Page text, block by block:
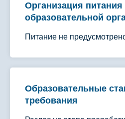
Организация питания
образовательной
Питание не
Образовательные
требования